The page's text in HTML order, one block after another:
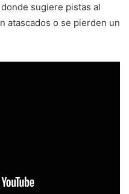
sugiere pistas al
atascados o se pierden un